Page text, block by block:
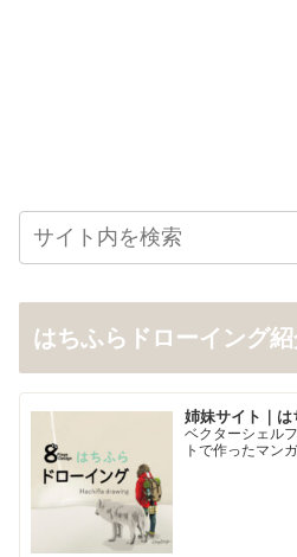
はちふらドローイング
姉妹サイト｜
ベクターシェル
トで作ったマン